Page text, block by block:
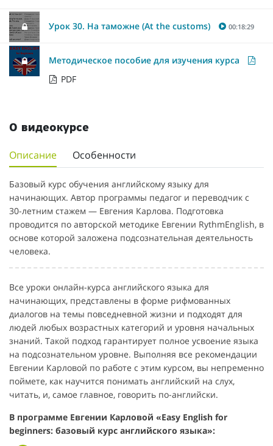
Урок 30. На таможне (At the customs) 00:18:29
Методическое пособие для изучения курса
PDF
О видеокурсе
Описание Особенности
Базовый курс обучения английскому языку для
начинающих. Автор программы педагог и переводчик с
30-летним стажем — Евгения Карлова. Подготовка
проводится по авторской методике Евгении RythmEnglish, в
основе которой заложена подсознательная деятельность
человека.
Все уроки онлайн-курса английского языка для
начинающих, представлены в форме рифмованных
диалогов на темы повседневной жизни и подходят для
людей любых возрастных категорий и уровня начальных
знаний. Такой подход гарантирует полное усвоение языка
на подсознательном уровне. Выполняя все рекомендации
Евгении Карловой по работе с этим курсом, вы непременно
поймете, как научится понимать английский на слух,
читать, и, самое главное, говорить по-английски.
В программе Евгении Карловой «Easy English for
beginners: базовый курс английского языка»: